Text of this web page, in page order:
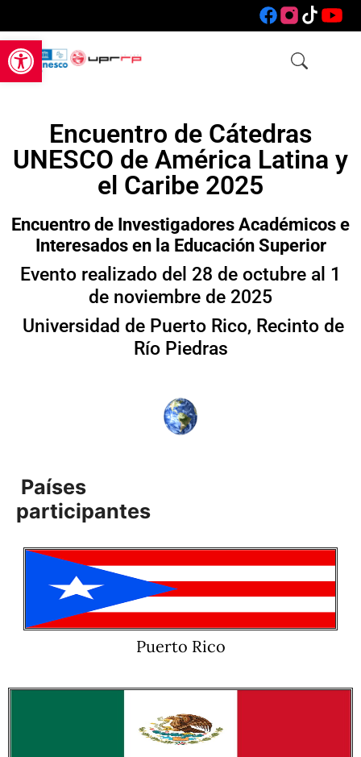
Open toolbar
Encuentro de Cátedras
UNESCO de América Latina y
el Caribe 2025
Encuentro de Investigadores Académicos e
Interesados en la Educación Superior
Evento realizado del 28 de octubre al 1
de noviembre de 2025
Universidad de Puerto Rico, Recinto de
Río Piedras
Países
participantes
Puerto Rico